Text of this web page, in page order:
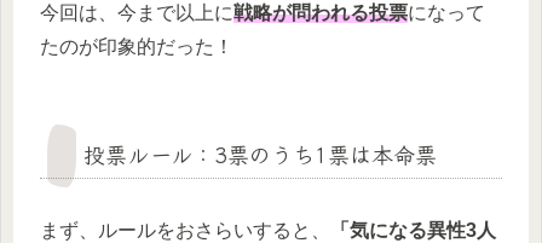
今回は、今まで以上に戦略が問われる投票になって
たのが印象的だった！
投票ルール：3票のうち1票は本命票
まず、ルールをおさらいすると、
「気になる異性3人